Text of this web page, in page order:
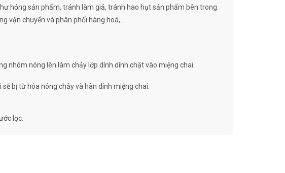
hỏng sản phẩm, tránh làm giả, tránh hao hụt sản phẩm bên trong.
vận chuyển và phân phối hàng hoá,…
nhôm nóng lên làm chảy lớp dính dính chặt vào miệng chai.
bị từ hóa nóng chảy và hàn dính miệng chai.
lọc.